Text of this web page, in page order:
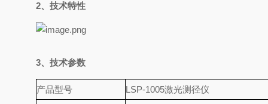
2、技术特性
3、技术参数
产品型号
LSP-1005激光测径仪